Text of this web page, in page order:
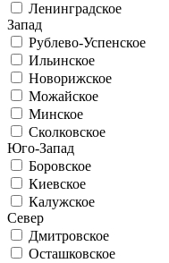
Ленинградское
Запад
Рублево-Успенское
Ильинское
Новорижское
Можайское
Минское
Сколковское
Юго-Запад
Боровское
Киевское
Калужское
Север
Дмитровское
Осташковское